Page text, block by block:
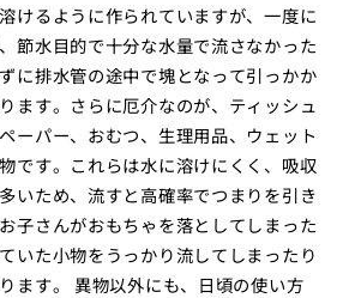
けるように作られていますが、一度に
節水目的で十分な水量で流さなかった
に排水管の途中で塊となって引っかか
ます。さらに厄介なのが、ティッシュ
ーパー、おむつ、生理用品、ウェット
です。これらは水に溶けにくく、吸収
いため、流すと高確率でつまりを引き
子さんがおもちゃを落としてしまった
いた小物をうっかり流してしまったり
ます。 異物以外にも、日頃の使い方